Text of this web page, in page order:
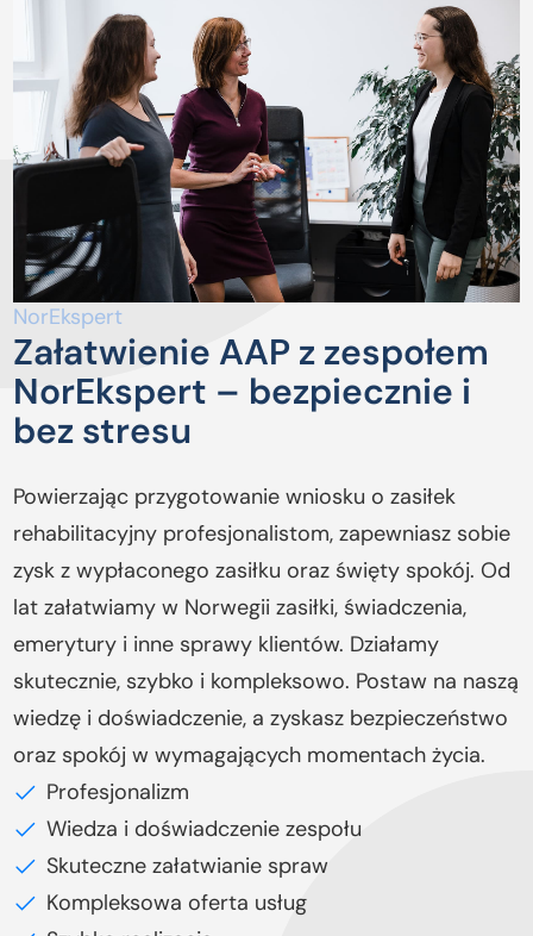
NorEkspert
Załatwienie AAP z zespołem
NorEkspert – bezpiecznie i
bez stresu
Powierzając przygotowanie wniosku o zasiłek
rehabilitacyjny profesjonalistom, zapewniasz sobie
zysk z wypłaconego zasiłku oraz święty spokój. Od
lat załatwiamy w Norwegii zasiłki, świadczenia,
emerytury i inne sprawy klientów. Działamy
skutecznie, szybko i kompleksowo. Postaw na naszą
wiedzę i doświadczenie, a zyskasz bezpieczeństwo
oraz spokój w wymagających momentach życia.
Profesjonalizm
Wiedza i doświadczenie zespołu
Skuteczne załatwianie spraw
Kompleksowa oferta usług